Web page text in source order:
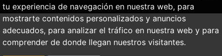
tu experiencia de navegación en nuestra web, para
mostrarte contenidos personalizados y anuncios
adecuados, para analizar el tráfico en nuestra web y para
comprender de donde llegan nuestros visitantes.